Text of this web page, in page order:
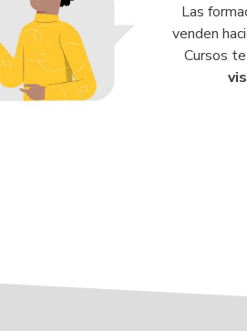
Las
venden
Cursos